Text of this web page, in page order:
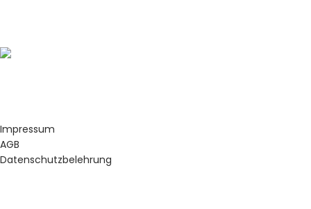
Impressum
AGB
Datenschutzbelehrung